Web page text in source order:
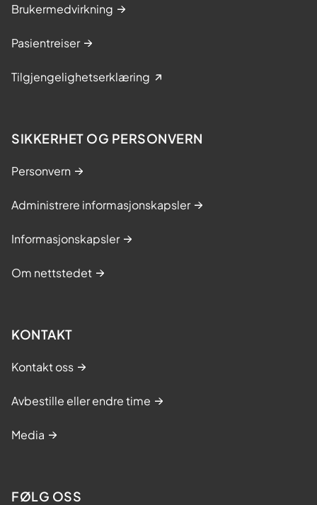
Brukermedvirkning
Pasientreiser
Tilgjengelighetserklæring
SIKKERHET OG PERSONVERN
Personvern
Administrere informasjonskapsler
Informasjonskapsler
Om nettstedet
KONTAKT
Kontakt oss
Avbestille eller endre time
Media
FØLG OSS